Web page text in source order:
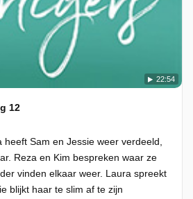
22:54
12
Sam en Jessie weer verdeeld,
Reza en Kim bespreken waar ze
vinden elkaar weer. Laura spreekt
blijkt haar te slim af te zijn